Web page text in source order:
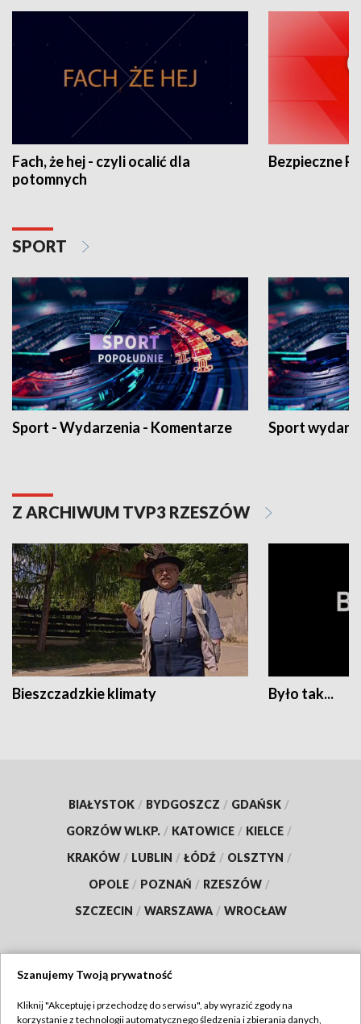
Fach, że hej - czyli ocalić dla
potomnych
Bezpieczne
SPORT
Sport - Wydarzenia - Komentarze Sport
Z ARCHIWUM TVP3 RZESZÓW
Bieszczadzkie klimaty Było tak...
BIAŁYSTOK / BYDGOSZCZ / GDAŃSK /
GORZÓW WLKP. / KATOWICE / KIELCE /
KRAKÓW / LUBLIN / ŁÓDŹ / OLSZTYN /
OPOLE / POZNAŃ / RZESZÓW /
SZCZECIN / WARSZAWA / WROCŁAW
Szanujemy Twoją prywatność
Kliknij "Akceptuję i przechodzę do serwisu", aby wyrazić zgody na
korzystanie z technologii automatycznego śledzenia i zbierania danych,